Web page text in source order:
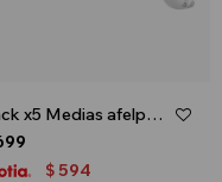
Pack x5 Medias afelpadas caña corta para caballero - Blanco
$ 594